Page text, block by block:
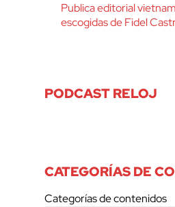
Publica editorial
escogidas de Fidel
PODCAST RELOJ
CATEGORÍAS DE
Categorías de contenidos